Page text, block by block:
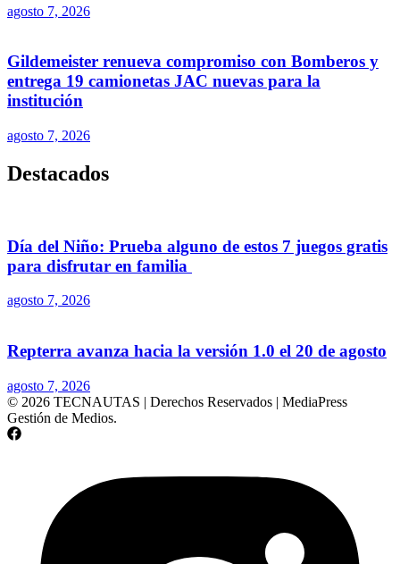
agosto 7, 2026
Gildemeister renueva compromiso con Bomberos y
entrega 19 camionetas JAC nuevas para la
institución
agosto 7, 2026
Destacados
Día del Niño: Prueba alguno de estos 7 juegos gratis
para disfrutar en familia
agosto 7, 2026
Repterra avanza hacia la versión 1.0 el 20 de agosto
agosto 7, 2026
© 2026 TECNAUTAS | Derechos Reservados | MediaPress
Gestión de Medios.